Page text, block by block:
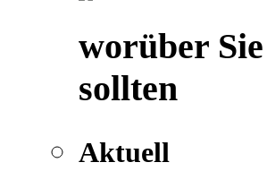
worüber
sollten
Aktuell